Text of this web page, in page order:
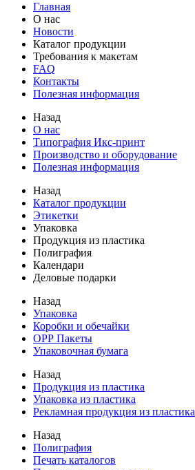
Главная
О нас
Новости
Каталог продукции
Требования к макетам
FAQ
Контакты
Полезная информация
Назад
О нас
Типография Икс-принт
Производство и оборудование
Полезная информация
Назад
Каталог продукции
Этикетки
Упаковка
Продукция из пластика
Полиграфия
Календари
Деловые подарки
Назад
Упаковка
Коробки и обечайки
ОРР Пакеты
Упаковочная бумага
Назад
Продукция из пластика
Упаковка из пластика
Рекламная продукция из пластика
Назад
Полиграфия
Печать каталогов